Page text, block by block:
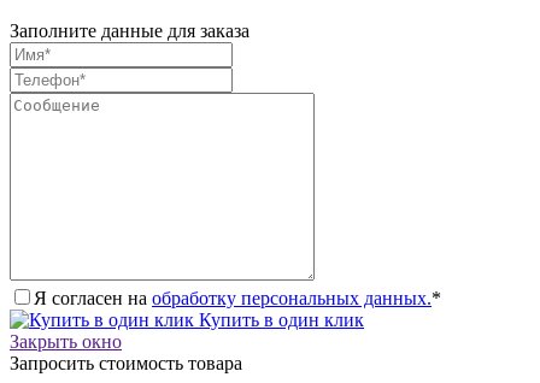
Заполните данные для заказа
Я согласен на обработку персональных данных.*
Купить в один клик
Закрыть окно
Запросить стоимость товара